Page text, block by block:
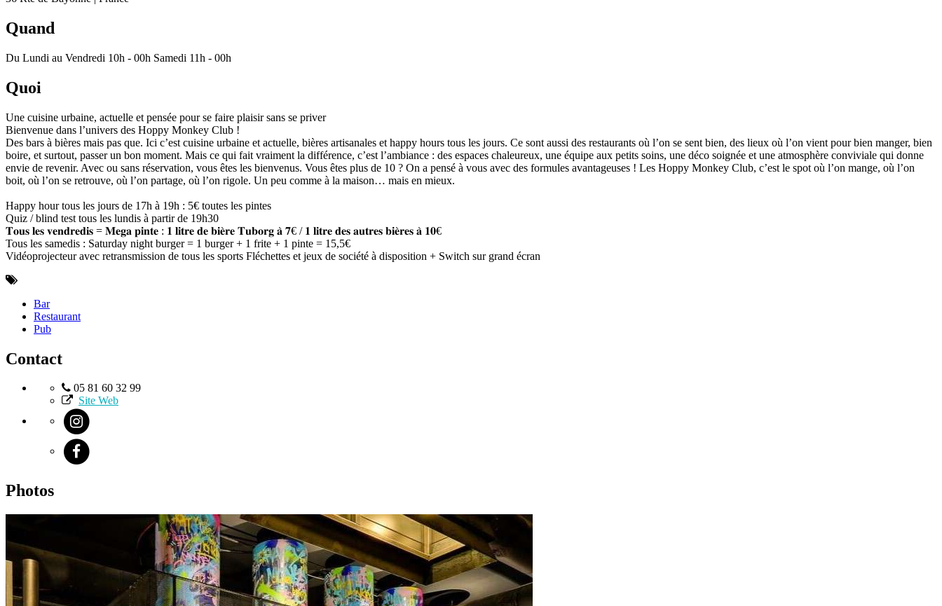
Quand
Du Lundi au Vendredi 10h - 00h Samedi 11h - 00h
Quoi
Une cuisine urbaine, actuelle et pensée pour se faire plaisir sans se priver
Bienvenue dans l’univers des Hoppy Monkey Club !
Des bars à bières mais pas que. Ici c’est cuisine urbaine et actuelle, bières artisanales et happy hours tous les jours. Ce sont aussi des restaurants où l’on se sent bien, des lieux où l’on vient pour bien manger, bien
boire, et surtout, passer un bon moment. Mais ce qui fait vraiment la différence, c’est l’ambiance : des espaces chaleureux, une équipe aux petits soins, une déco soignée et une atmosphère conviviale qui donne
envie de revenir. Avec ou sans réservation, vous êtes les bienvenus. Vous êtes plus de 10 ? On a pensé à vous avec des formules avantageuses ! Les Hoppy Monkey Club, c’est le spot où l’on mange, où l’on
boit, où l’on se retrouve, où l’on partage, où l’on rigole. Un peu comme à la maison… mais en mieux.
Happy hour tous les jours de 17h à 19h : 5€ toutes les pintes
Quiz / blind test tous les lundis à partir de 19h30
𝐓𝐨𝐮𝐬 𝐥𝐞𝐬 𝐯𝐞𝐧𝐝𝐫𝐞𝐝𝐢𝐬 = 𝐌𝐞𝐠𝐚 𝐩𝐢𝐧𝐭𝐞 : 𝟏 𝐥𝐢𝐭𝐫𝐞 𝐝𝐞 𝐛𝐢𝐞̀𝐫𝐞 𝐓𝐮𝐛𝐨𝐫𝐠 𝐚̀ 𝟕€ / 𝟏 𝐥𝐢𝐭𝐫𝐞 𝐝𝐞𝐬 𝐚𝐮𝐭𝐫𝐞𝐬 𝐛𝐢𝐞̀𝐫𝐞𝐬 𝐚̀ 𝟏𝟎€
Tous les samedis : Saturday night burger = 1 burger + 1 frite + 1 pinte = 15,5€
Vidéoprojecteur avec retransmission de tous les sports Fléchettes et jeux de société à disposition + Switch sur grand écran
Bar
Restaurant
Pub
Contact
05 81 60 32 99
Site Web
Photos